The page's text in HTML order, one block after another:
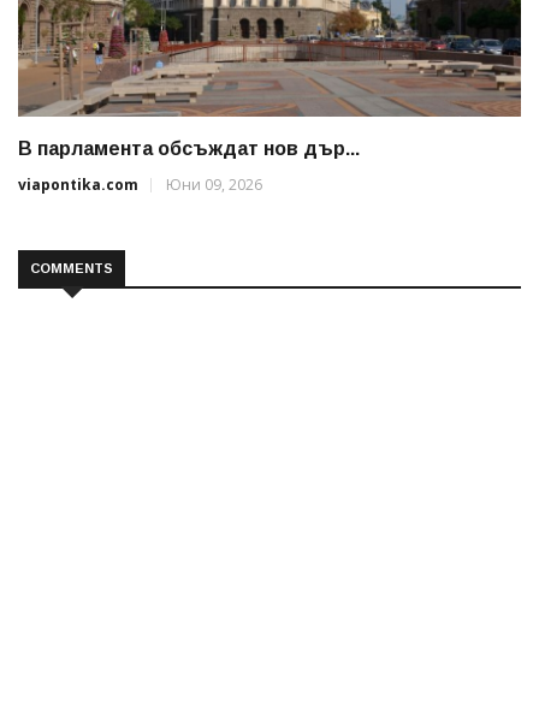
В парламента обсъждат нов дър...
viapontika.com
Юни 09, 2026
COMMENTS